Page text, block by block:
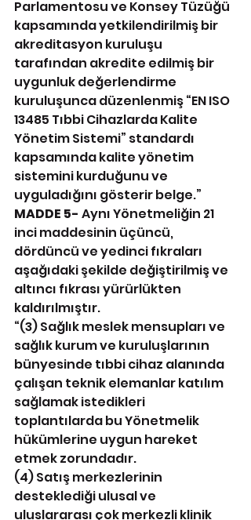
Parlamentosu ve Konsey Tüzüğü
kapsamında yetkilendirilmiş bir
akreditasyon kuruluşu
tarafından akredite edilmiş bir
uygunluk değerlendirme
kuruluşunca düzenlenmiş “EN ISO
13485 Tıbbi Cihazlarda Kalite
Yönetim Sistemi” standardı
kapsamında kalite yönetim
sistemini kurduğunu ve
uyguladığını gösterir belge.”
MADDE 5- Aynı Yönetmeliğin 21
inci maddesinin üçüncü,
dördüncü ve yedinci fıkraları
aşağıdaki şekilde değiştirilmiş ve
altıncı fıkrası yürürlükten
kaldırılmıştır.
“(3) Sağlık meslek mensupları ve
sağlık kurum ve kuruluşlarının
bünyesinde tıbbi cihaz alanında
çalışan teknik elemanlar katılım
sağlamak istedikleri
toplantılarda bu Yönetmelik
hükümlerine uygun hareket
etmek zorundadır.
(4) Satış merkezlerinin
desteklediği ulusal ve
uluslararası çok merkezli klinik